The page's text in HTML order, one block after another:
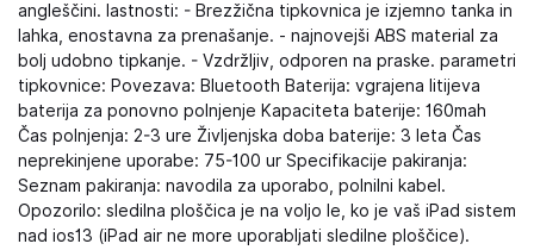
angleščini. lastnosti: - Brezžična tipkovnica je izjemno tanka in
lahka, enostavna za prenašanje. - najnovejši ABS material za
bolj udobno tipkanje. - Vzdržljiv, odporen na praske. parametri
tipkovnice: Povezava: Bluetooth Baterija: vgrajena litijeva
baterija za ponovno polnjenje Kapaciteta baterije: 160mah
Čas polnjenja: 2-3 ure Življenjska doba baterije: 3 leta Čas
neprekinjene uporabe: 75-100 ur Specifikacije pakiranja:
Seznam pakiranja: navodila za uporabo, polnilni kabel.
Opozorilo: sledilna ploščica je na voljo le, ko je vaš iPad sistem
nad ios13 (iPad air ne more uporabljati sledilne ploščice).